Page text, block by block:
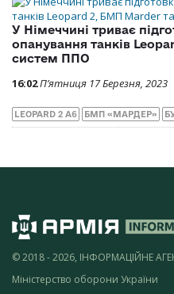
У Німеччині триває
опанування танків
систем ППО
16:02П’ятниця 17 Березня, 2023
LEOPARD 2 A6 БМП «МАРДЕР»
© 2018 - 2026, ІНФОРМАЦІЙНЕ
Міністерство оборони України